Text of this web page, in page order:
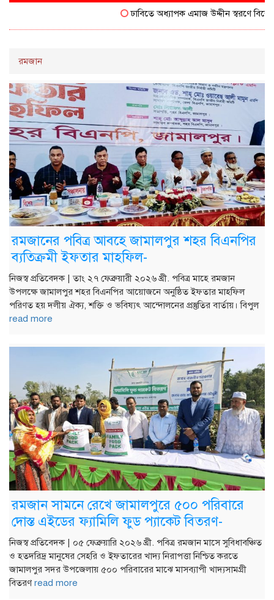
ঢাবিতে অধ্যাপক এমাজ উদ্দীন স্বরণে
রমজান
রমজানের পবিত্র আবহে জামালপুর শহর বিএনপির
ব্যতিক্রমী ইফতার মাহফিল-
নিজস্ব প্রতিবেদক | তাং ২৭ ফেব্রুয়ারী ২০২৬ খ্রী. পবিত্র মাহে রমজান
উপলক্ষে জামালপুর শহর বিএনপির আয়োজনে অনুষ্ঠিত ইফতার মাহফিল
পরিণত হয় দলীয় ঐক্য, শক্তি ও ভবিষ্যৎ আন্দোলনের প্রস্তুতির বার্তায়। বিপুল
read more
রমজান সামনে রেখে জামালপুরে ৫০০ পরিবারে
দোস্ত এইডের ফ্যামিলি ফুড প্যাকেট বিতরণ-
নিজস্ব প্রতিবেদক | ০৫ ফেব্রুয়ারি ২০২৬ খ্রী. পবিত্র রমজান মাসে সুবিধাবঞ্চিত
ও হতদরিদ্র মানুষের সেহরি ও ইফতারের খাদ্য নিরাপত্তা নিশ্চিত করতে
জামালপুর সদর উপজেলায় ৫০০ পরিবারের মাঝে মাসব্যাপী খাদ্যসামগ্রী
বিতরণread more